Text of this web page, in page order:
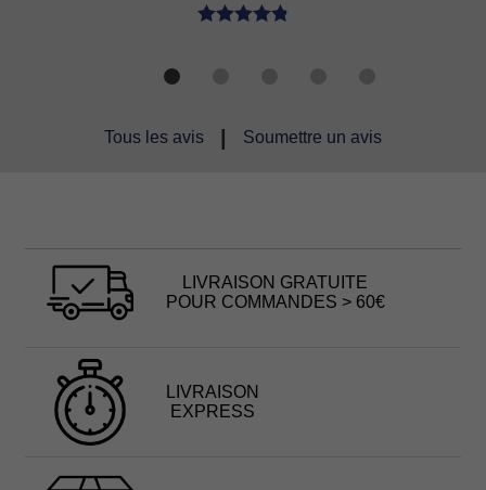
Tous les avis Soumettre un avis
LIVRAISON GRATUITE
POUR COMMANDES > 60€
LIVRAISON
EXPRESS